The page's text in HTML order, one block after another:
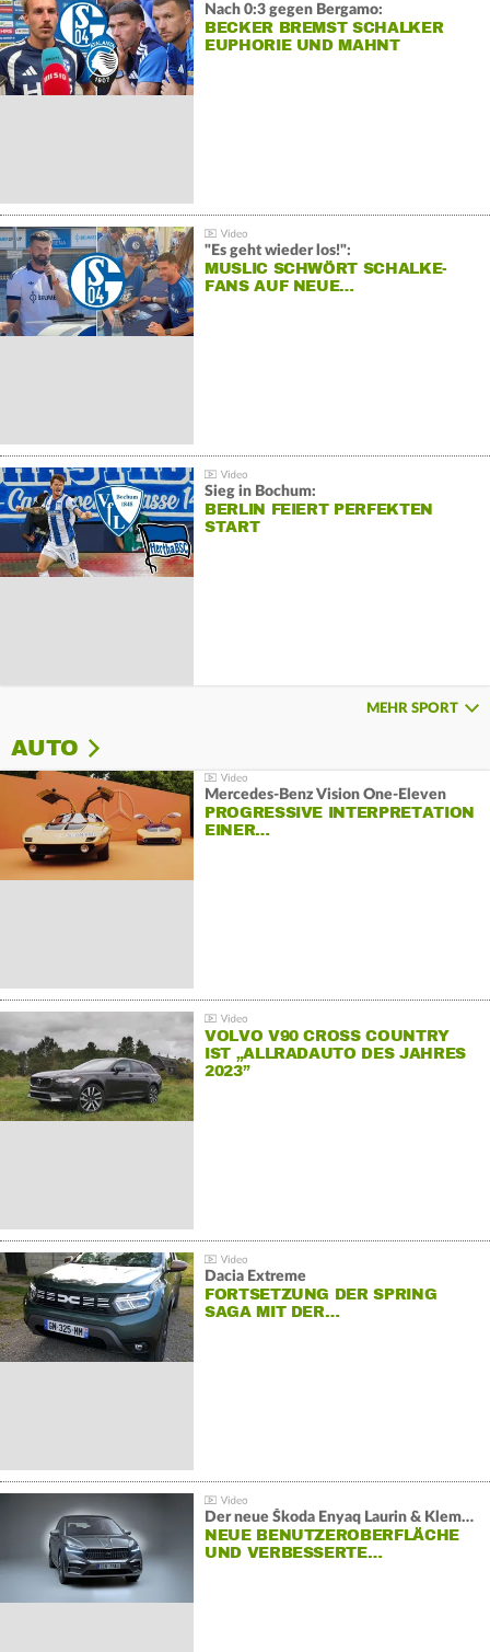
Nach 0:3 gegen Bergamo:
BECKER BREMST SCHALKER
EUPHORIE UND MAHNT
"Es geht wieder los!":
MUSLIC SCHWÖRT SCHALKE-
FANS AUF NEUE…
Sieg in Bochum:
BERLIN FEIERT PERFEKTEN
START
MEHR SPORT
AUTO
Mercedes-Benz Vision One-Eleven
PROGRESSIVE INTERPRETATION
EINER…
VOLVO V90 CROSS COUNTRY
IST „ALLRADAUTO DES JAHRES
2023”
Dacia Extreme
FORTSETZUNG DER SPRING
SAGA MIT DER…
Der neue Škoda Enyaq Laurin & Klement
NEUE BENUTZEROBERFLÄCHE
UND VERBESSERTE…